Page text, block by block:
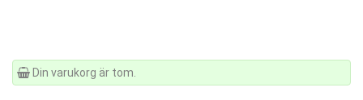
Din varukorg är tom.